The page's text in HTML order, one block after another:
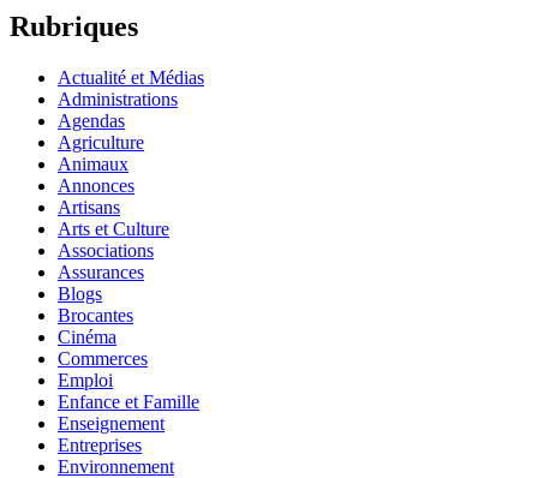
Rubriques
Actualité et Médias
Administrations
Agendas
Agriculture
Animaux
Annonces
Artisans
Arts et Culture
Associations
Assurances
Blogs
Brocantes
Cinéma
Commerces
Emploi
Enfance et Famille
Enseignement
Entreprises
Environnement